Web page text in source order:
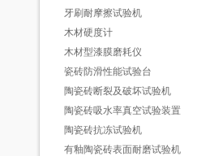
牙刷耐摩擦试验机
木材硬度计
木材型漆膜磨耗仪
瓷砖防滑性能试验台
陶瓷砖断裂及破坏试验机
陶瓷砖吸水率真空试验装置
陶瓷砖抗冻试验机
有釉陶瓷砖表面耐磨试验机